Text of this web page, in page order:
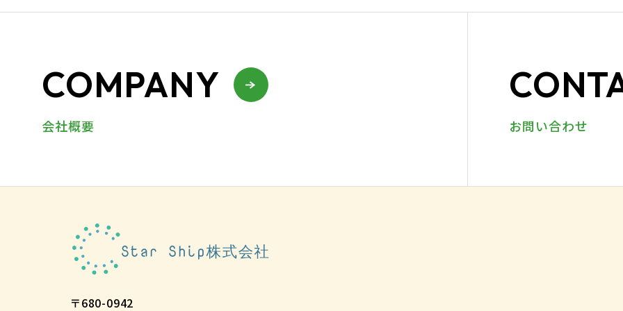
COMPANY
会社概要 お問い合わせ
〒680-0942